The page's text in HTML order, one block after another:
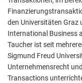
den Universitäten Graz
International Business
Taucher ist seit
Sigmund Freud
Unternehmensrecht
Transactions